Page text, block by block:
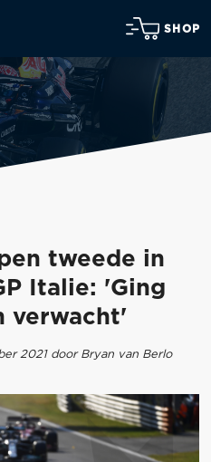
SHOP
tweede in
Italie: 'Ging
verwacht'
2021 door Bryan van Berlo